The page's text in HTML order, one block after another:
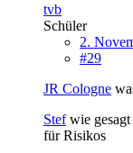
tvb
Schüler
2.
#29
JR Cologne
Stefwie gesagt
für Risikos